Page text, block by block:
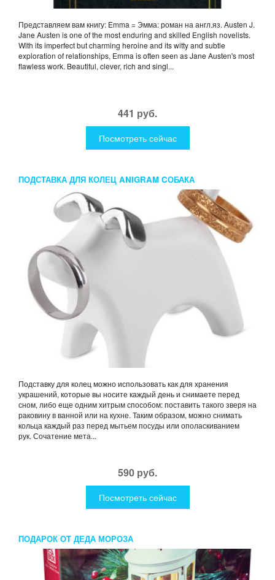
Представляем вам книгу: Emma = Эмма: роман на англ.яз. Austen J.
Jane Austen is one of the most enduring and skilled English novelists.
With its imperfect but charming heroine and its witty and subtle
exploration of relationships, Emma is often seen as Jane Austen's most
flawless work. Beautiful, clever, rich and singl...
441 руб.
Посмотреть сейчас
ПОДСТАВКА ДЛЯ КОЛЕЦ ANIGRAM CОБАКА
Подставку для колец можно использовать как для хранения
украшений, которые вы носите каждый день и снимаете перед
сном, либо еще одним хитрым способом: поставить такого зверя на
раковину в ванной или на кухне. Таким образом, можно снимать
кольца каждый раз перед мытьем посуды или ополаскиванием
рук. Сочатение мета...
590 руб.
Посмотреть сейчас
ПОДАРОК ОТ ДЕДА МОРОЗА